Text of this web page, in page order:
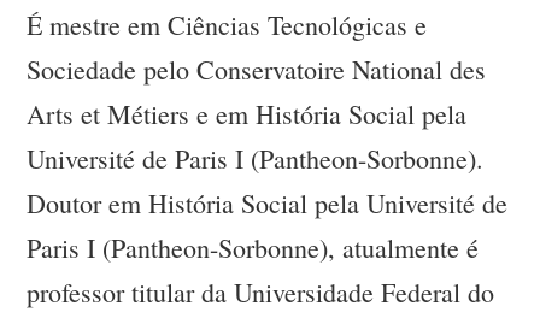
É mestre em Ciências Tecnológicas e
Sociedade pelo Conservatoire National des
Arts et Métiers e em História Social pela
Université de Paris I (Pantheon-Sorbonne).
Doutor em História Social pela Université de
Paris I (Pantheon-Sorbonne), atualmente é
professor titular da Universidade Federal do